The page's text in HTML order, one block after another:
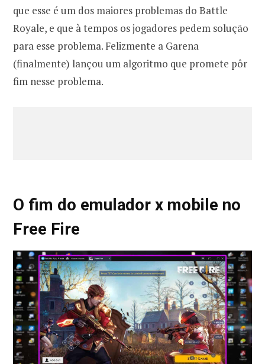
que esse é um dos maiores problemas do Battle
Royale, e que à tempos os jogadores pedem solução
para esse problema. Felizmente a Garena
(finalmente) lançou um algoritmo que promete pôr
fim nesse problema.
O fim do emulador x mobile no
Free Fire